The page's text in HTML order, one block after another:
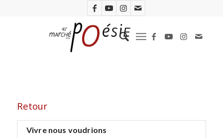
Retour
Vivre nous voudrions